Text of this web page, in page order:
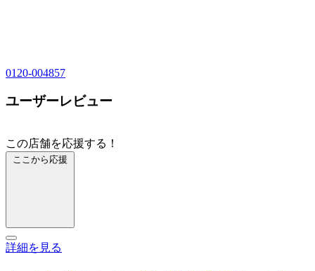
0120-004857
ユーザーレビュー
この店舗を応援する！
ここから応援
詳細を見る